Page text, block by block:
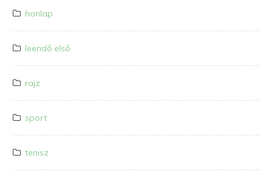
honlap
leendő első
rajz
sport
tenisz